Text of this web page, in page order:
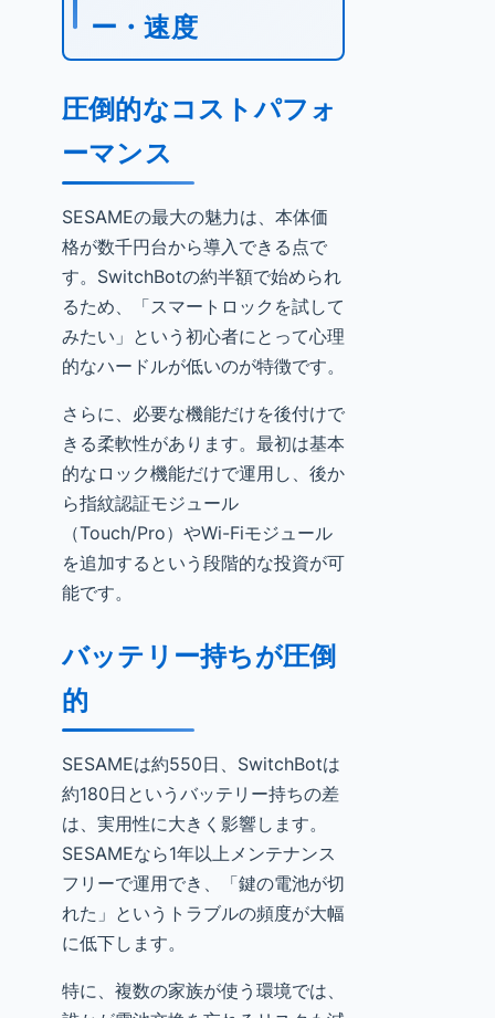
ー・速度
圧倒的なコストパフォ
ーマンス
SESAMEの最大の魅力は、本体価
格が数千円台から導入できる点で
す。SwitchBotの約半額で始められ
るため、「スマートロックを試して
みたい」という初心者にとって心理
的なハードルが低いのが特徴です。
さらに、必要な機能だけを後付けで
きる柔軟性があります。最初は基本
的なロック機能だけで運用し、後か
ら指紋認証モジュール
（Touch/Pro）やWi-Fiモジュール
を追加するという段階的な投資が可
能です。
バッテリー持ちが圧倒
的
SESAMEは約550日、SwitchBotは
約180日というバッテリー持ちの差
は、実用性に大きく影響します。
SESAMEなら1年以上メンテナンス
フリーで運用でき、「鍵の電池が切
れた」というトラブルの頻度が大幅
に低下します。
特に、複数の家族が使う環境では、